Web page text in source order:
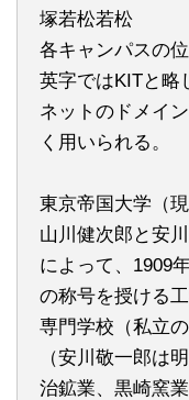
塚若松若松
各キャンパスの
英字ではKITと略
ネットのドメイ
く用いられる。
東京帝国大学（
山川健次郎と安
によって、1909
の称号を授ける
専門学校（私立
（安川敬一郎は
治鉱業、黒崎窯